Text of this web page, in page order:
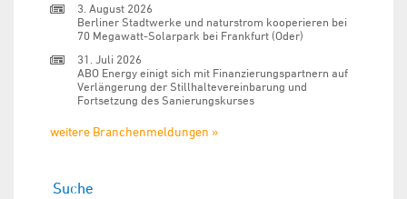
3. August 2026
Berliner Stadtwerke und naturstrom kooperieren bei
70 Megawatt-Solarpark bei Frankfurt (Oder)
31. Juli 2026
ABO Energy einigt sich mit Finanzierungspartnern auf
Verlängerung der Stillhaltevereinbarung und
Fortsetzung des Sanierungskurses
weitere Branchenmeldungen »
Suche